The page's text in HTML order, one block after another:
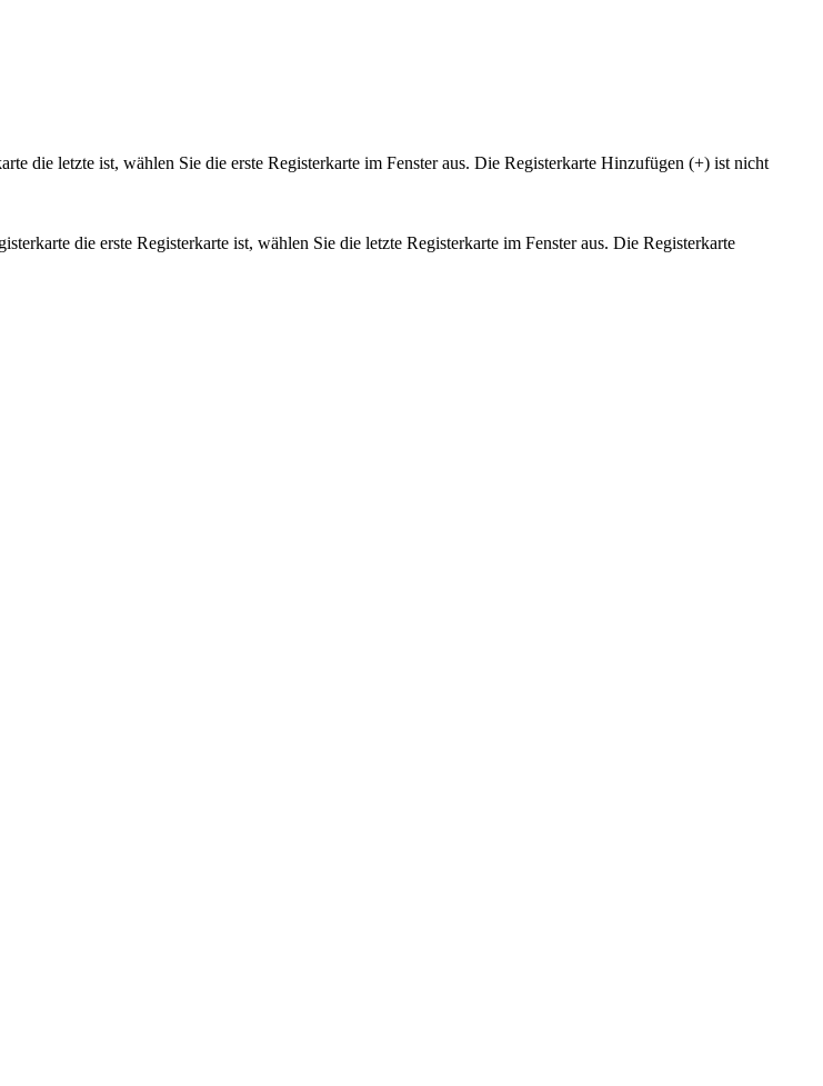
die letzte ist, wählen Sie die erste Registerkarte im Fenster aus. Die Registerkarte Hinzufügen (+) ist nicht
die erste Registerkarte ist, wählen Sie die letzte Registerkarte im Fenster aus. Die Registerkarte